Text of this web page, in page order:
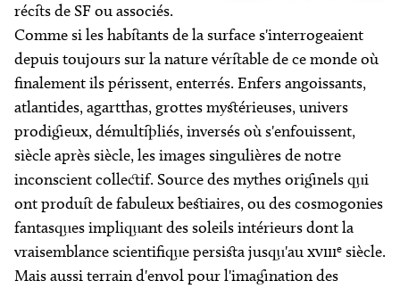
récits de SF ou associés.
Comme si les habitants de la surface s'interrogeaient
depuis toujours sur la nature véritable de ce monde où
finalement ils périssent, enterrés. Enfers angoissants,
atlantides, agartthas, grottes mystérieuses, univers
prodigieux, démultipliés, inversés où s'enfouissent,
siècle après siècle, les images singulières de notre
inconscient collectif. Source des mythes originels qui
ont produit de fabuleux bestiaires, ou des cosmogonies
fantasques impliquant des soleils intérieurs dont la
vraisemblance scientifique persista jusqu'auxviiie siècle.
Mais aussi terrain d'envol pour l'imagination des